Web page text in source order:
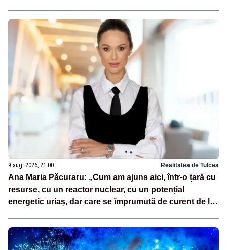
9 aug. 2026, 21:00 Realitatea de Tulcea
Ana Maria Păcuraru: „Cum am ajuns aici, într-o țară cu
resurse, cu un reactor nuclear, cu un potențial
energetic uriaș, dar care se împrumută de curent de la